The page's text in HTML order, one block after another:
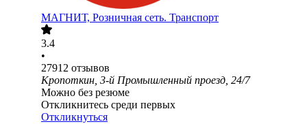
МАГНИТ, Розничная сеть. Транспорт
3.4
•
27912 отзывов
Кропоткин, 3-й Промышленный проезд, 24/7
Можно без резюме
Откликнитесь среди первых
Откликнуться